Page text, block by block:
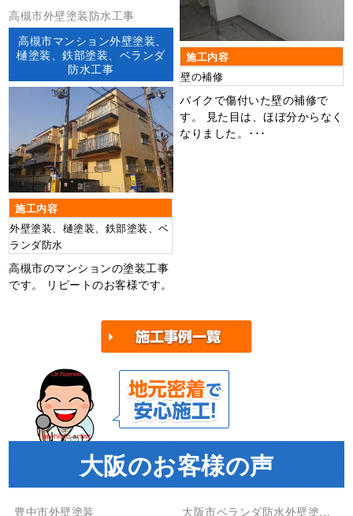
施工内容
壁の補修
バイクで傷付いた壁の補修で
す。 見た目は、ほぼ分からなく
なりました。･･･
高槻市外壁塗装防水工事
高槻市マンション外壁塗装、
樋塗装、鉄部塗装、ベランダ
防水工事
施工内容
外壁塗装、樋塗装、鉄部塗装、ベ
ランダ防水
高槻市のマンションの塗装工事
です。 リピートのお客様です。
大阪のお客様の声
豊中市外壁塗装
大阪市ベランダ防水外壁塗装